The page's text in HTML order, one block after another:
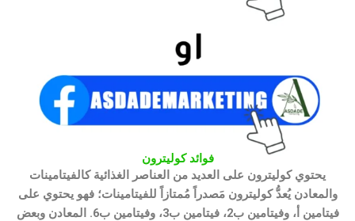
فوائد كوليترون​
يحتوي كوليترون على العديد من العناصر الغذائية كالفيتامينات
والمعادن يُعدُّ كوليترون مَصدراً مُمتازاً للفيتامينات؛ فهو يحتوي على
فيتامين أ، وفيتامين ب2، فيتامين ب3، وفيتامين ب6. المعادن وبعض